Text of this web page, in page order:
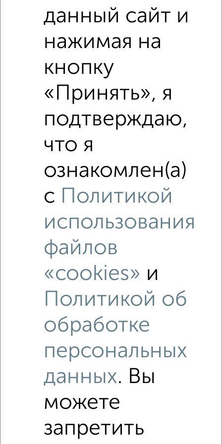
16 880 000
Средняя цена район
Это предложение
Средняя цена по городу
Похожие предложения рядом
5‑комнатные квартиры недалеко от Грищенко 4
Недалеко от Грищенко 4 с ценой ниже
данный сайт и
нажимая на
кнопку
«Принять», я
подтверждаю,
что я
ознакомлен(а)
с Политикой
использования
файлов
«cookies» и
Политикой об
обработке
персональных
данных. Вы
можете
запретить